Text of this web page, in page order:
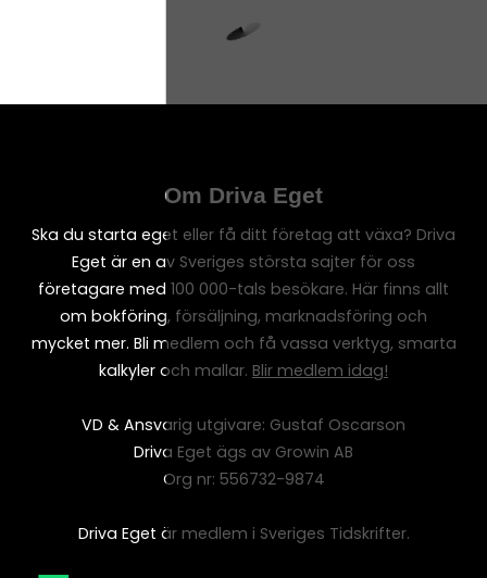
Om Driva Eget
Ska du starta eget eller få ditt företag att växa? Driva
Eget är en av Sveriges största sajter för oss
företagare med 100 000-tals besökare. Här finns allt
om bokföring, försäljning, marknadsföring och
mycket mer. Bli medlem och få vassa verktyg, smarta
kalkyler och mallar. Blir medlem idag!
VD & Ansvarig utgivare: Gustaf Oscarson
Driva Eget ägs av Growin AB
Org nr: 556732-9874
Driva Eget är medlem i Sveriges Tidskrifter.